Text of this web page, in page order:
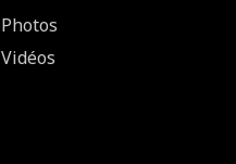
Photos
Vidéos